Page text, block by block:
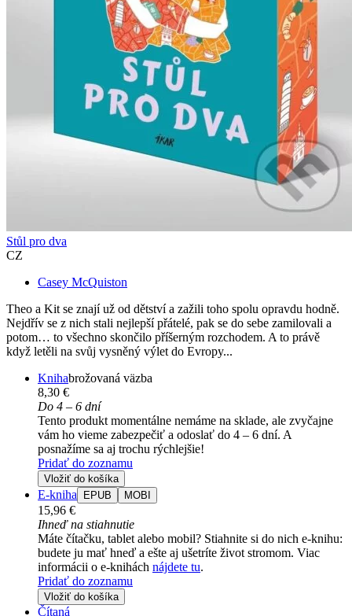
Stůl pro dva
CZ
Casey McQuiston
Theo a Kit se znají už od dětství a zažili toho spolu opravdu hodně.
Nejdřív se z nich stali nejlepší přátelé, pak se do sebe zamilovali a
potom… to všechno skončilo příšerným rozchodem. A to právě
když letěli na svůj vysněný výlet do Evropy...
Knihabrožovaná väzba
8,30 €
Do 4 – 6 dní
Tento produkt momentálne nemáme na sklade, ale zvyčajne
vám ho vieme zabezpečiť a odoslať do 4 – 6 dní. A
posnažíme sa aj trochu rýchlejšie!
Pridať do zoznamu
Vložiť do košíka
E-kniha EPUB MOBI
15,96 €
Ihneď na stiahnutie
Máte čítačku, tablet alebo mobil? Stiahnite si do nich e-knihu:
budete ju mať hneď a ešte aj ušetríte život stromom. Viac
informácii o e-knihách nájdete tu.
Pridať do zoznamu
Vložiť do košíka
Čítaná